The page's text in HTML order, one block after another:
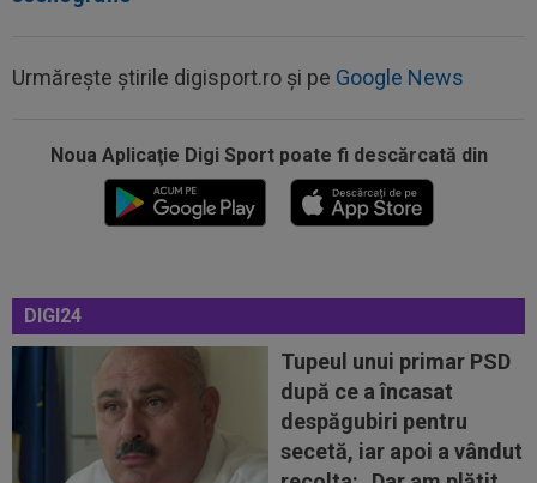
Urmărește știrile digisport.ro și pe Google News
Noua Aplicaţie Digi Sport poate fi descărcată din
DIGI24
Tupeul unui primar PSD
după ce a încasat
despăgubiri pentru
secetă, iar apoi a vândut
12:18 EXCLUSIV
Ioan Varga ”a explodat”: ”M-am
11:55
34 de ani: legătura mai puțin știută dintre
Craiova și Kuopio. Universitatea și...
11:45
La 3 ani de la divorț, "cea mai frumoasă actriță